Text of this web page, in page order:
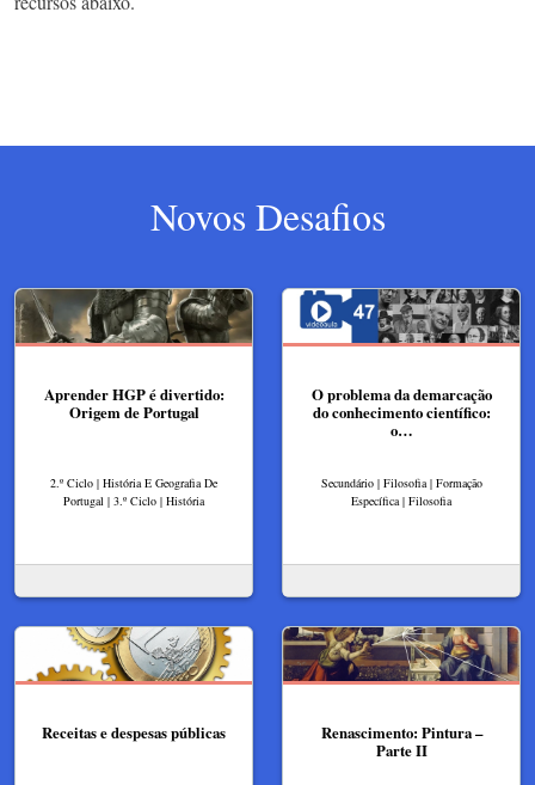
Novos Desafios
Aprender HGP é divertido:
Origem de Portugal
2.º Ciclo | História E Geografia De
Portugal | 3.º Ciclo | História
O problema da demarcação
do conhecimento científico:
o…
Secundário | Filosofia | Formação
Específica | Filosofia
Receitas e despesas públicas​
Renascimento: Pintura –
Parte II